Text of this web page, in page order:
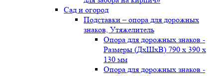
Сад и огород
Подставки – опора для дорожных
знаков, Утяжелитель
Опора для дорожных знаков -
Размеры (ДxШxВ) 790 x 390 x
130 мм
Опора для дорожных знаков -